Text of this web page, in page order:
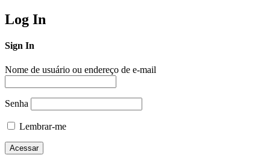
Log In
Sign In
Nome de usuário ou endereço de e-mail
Senha
Lembrar-me